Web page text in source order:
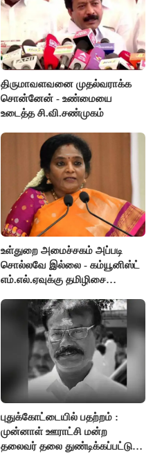
திருமாவளவனை முதல்வராக்க
சொன்னேன் - உண்மையை
உடைத்த சி.வி.சண்முகம்
உள்துறை அமைச்சகம் அப்படி
சொல்லவே இல்லை - கம்யூனிஸ்ட்
எம்.எல்.ஏவுக்கு தமிழிசை
புதுக்கோட்டையில் பதற்றம் :
முன்னாள் ஊராட்சி மன்ற
தலைவர் தலை துண்டிக்கப்பட்டு